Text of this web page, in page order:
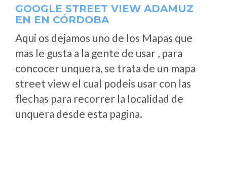
GOOGLE STREET VIEW ADAMUZ
EN EN CÓRDOBA
Aqui os dejamos uno de los Mapas que
mas le gusta a la gente de usar , para
concocer unquera, se trata de un mapa
street view el cual podeis usar con las
flechas para recorrer la localidad de
unquera desde esta pagina.